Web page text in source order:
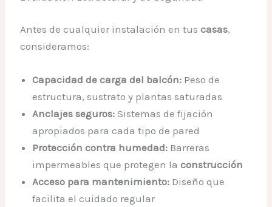
Antes de cualquier instalación en tuscasas,
consideramos:
Capacidad de carga del balcón: Peso de
estructura, sustrato y plantas saturadas
Anclajes seguros: Sistemas de fijación
apropiados para cada tipo de pared
Protección contra humedad: Barreras
impermeables que protegen laconstrucción
Acceso para mantenimiento: Diseño que
facilita el cuidado regular